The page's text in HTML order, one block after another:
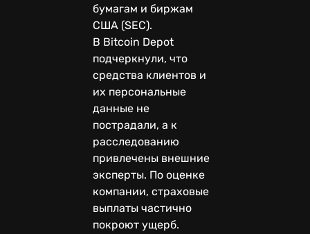
бумагам и биржам
США (SEC).
В Bitcoin Depot
подчеркнули, что
средства клиентов и
их персональные
данные не
пострадали, а к
расследованию
привлечены внешние
эксперты. По оценке
компании, страховые
выплаты частично
покроют ущерб.